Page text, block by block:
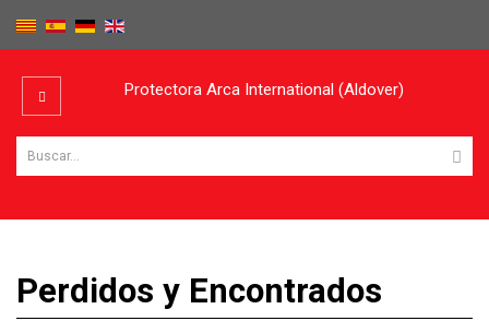
Protectora Arca International (Aldover)
Perdidos y Encontrados